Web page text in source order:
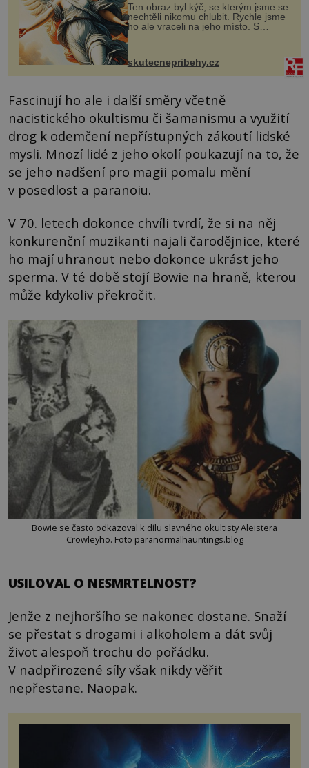
Ten obraz byl kýč, se kterým jsme se
nechtěli nikomu chlubit. Rychle jsme
ho ale vraceli na jeho místo. S
manželem Vaškem jsme si pořídili
chaloupku, takový domek na severu
Čech, kde jsme si naplánova...
skutecnepribehy.cz
Fascinují ho ale i další směry včetně
nacistického okultismu či šamanismu a využití
drog k odemčení nepřístupných zákoutí lidské
mysli. Mnozí lidé z jeho okolí poukazují na to, že
se jeho nadšení pro magii pomalu mění
v posedlost a paranoiu.
V 70. letech dokonce chvíli tvrdí, že si na něj
konkurenční muzikanti najali čarodějnice, které
ho mají uhranout nebo dokonce ukrást jeho
sperma. V té době stojí Bowie na hraně, kterou
může kdykoliv překročit.
Bowie se často odkazoval k dílu slavného okultisty Aleistera
Crowleyho. Foto paranormalhauntings.blog
USILOVAL O NESMRTELNOST?
Jenže z nejhoršího se nakonec dostane. Snaží
se přestat s drogami i alkoholem a dát svůj
život alespoň trochu do pořádku.
V nadpřirozené síly však nikdy věřit
nepřestane. Naopak.